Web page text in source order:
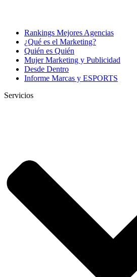
Rankings Mejores Agencias
¿Qué es el Marketing?
Quién es Quién
Mujer Marketing y Publicidad
Desde Dentro
Informe Marcas y ESPORTS
Servicios